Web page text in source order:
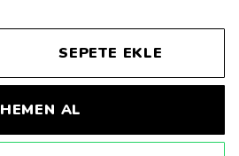
SEPETE EKLE
HEMEN AL